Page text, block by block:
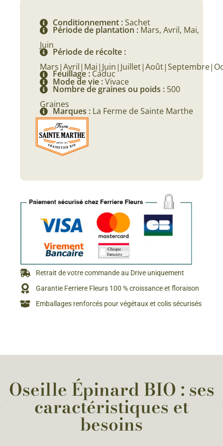
Conditionnement :Sachet
Période de plantation : Mars, Avril, Mai,
Juin
Période de récolte :
Feuillage : Caduc
Mode de vie :Vivace
Nombre de graines ou poids : 500
Graines
Marques : La Ferme de Sainte Marthe
Retrait de votre commande au Drive uniquement
Garantie Ferriere Fleurs 100 % croissance et floraison
Emballages renforcés pour végétaux et colis sécurisés
Oseille Épinard BIO : ses
caractéristiques et
besoins